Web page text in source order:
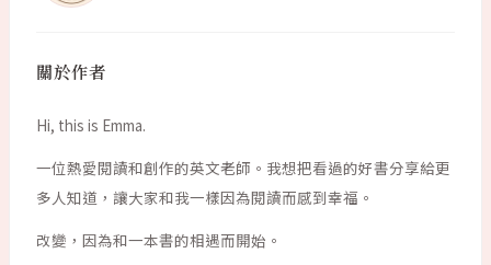
關於作者
Hi, this is Emma.
一位熱愛閱讀和創作的英文老師。我想把看過的好書分享給更
多人知道，讓大家和我一樣因為閱讀而感到幸福。
改變，因為和一本書的相遇而開始。